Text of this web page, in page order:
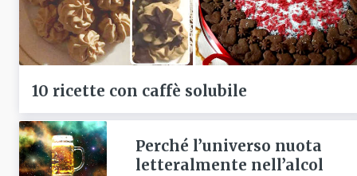
10 ricette con caffè solubile
Perché l’universo nuota
letteralmente nell’alcol